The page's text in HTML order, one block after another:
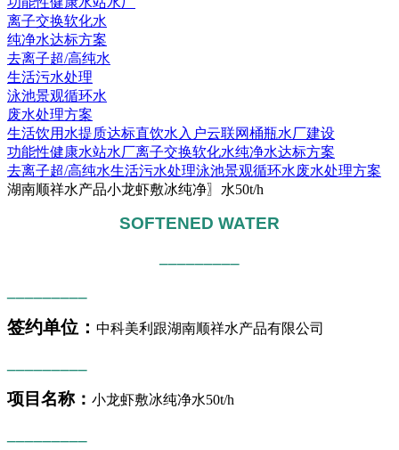
离子交换软化水
纯净水达标方案
去离子超/高纯水
生活污水处理
泳池景观循环水
废水处理方案
生活饮用水提质达标直饮水入户云联网桶瓶水厂建设
功能性健康水站水厂离子交换软化水纯净水达标方案
去离子超/高纯水生活污水处理泳池景观循环水废水处理方案
湖南顺祥水产品小龙虾敷冰纯净〗水50t/h
SOFTENED WATER
签约单位： 中科美利跟湖南顺祥水产品有限公司
项目名称： 小龙虾敷冰纯净水50t/h